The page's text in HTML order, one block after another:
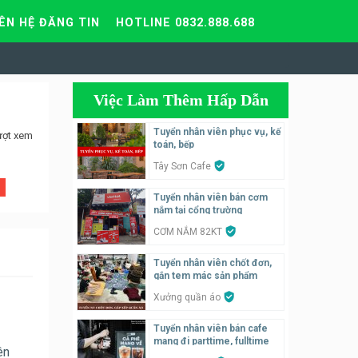
HỆ ĐĂNG TIN HOTLINE 0832.888.688
xem
Việc Làm Thêm Hấp Dẫn
Tuyển nhân viên phục vụ, kế
toán, bếp
Tây Sơn Cafe
Tuyển nhân viên bán cơm
nắm tại cổng trường
CƠM NẮM 82KT
Tuyển nhân viên chốt đơn,
gắn tem mác sản phẩm
Xưởng quần áo
Tuyển nhân viên bán cafe
mang đi parttime, fulltime